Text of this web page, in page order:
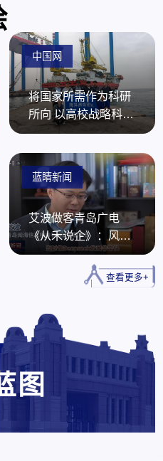
学研究生合唱比赛三
”测绘学院举办2026届
来·GIS开发实训”宣
山科大 探秘校园点亮
中国网
将国家所需作为科研
所向 以高校战略科技
力量提升测绘体系化
蓝睛新闻
艾波做客青岛广电
《从禾说企》：风口
之下的阅海者（上）
查看更多+
图